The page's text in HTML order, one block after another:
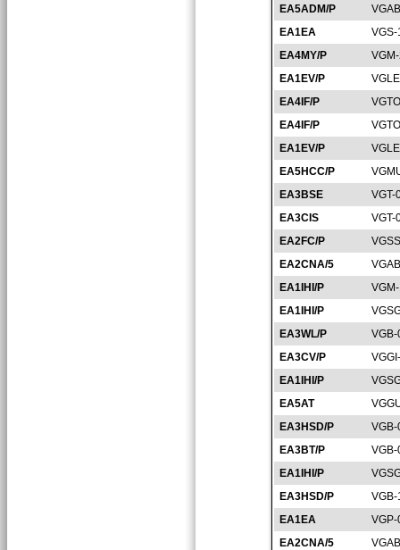
EA5ADM/P
EA1EA
VGS-
EA4MY/P
EA1EV/P
EA4IF/P
EA4IF/P
EA1EV/P
EA5HCC/P
EA3BSE
VGT-
EA3CIS
VGT-
EA2FC/P
EA2CNA/5
EA1IHI/P
EA1IHI/P
EA3WL/P
EA3CV/P
EA1IHI/P
EA5AT
EA3HSD/P
EA3BT/P
EA1IHI/P
EA3HSD/P
EA1EA
EA2CNA/5